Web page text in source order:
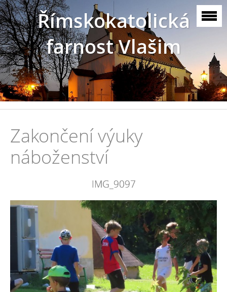
Římskokatolická
farnost Vlašim
Zakončení výuky
náboženství
IMG_9097